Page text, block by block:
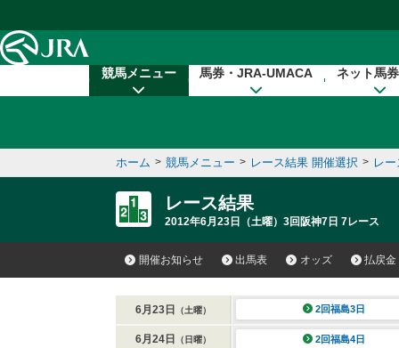
競馬メニュー 馬券・JRA-UMACA ネット馬
ホーム > 競馬メニュー > レース結果 開催選択 > レ
レース結果
2012年6月23日（土曜）3回阪神7日 7レース
開催お知らせ 出馬表 オッズ 払戻金
6月23日 （土曜） 2回福島3日
6月24日 （日曜） 2回福島4日